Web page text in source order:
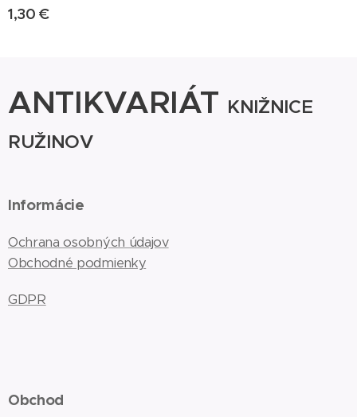
1,30 €
ANTIKVARIÁT KNIŽNICE
RUŽINOV
Informácie
Ochrana osobných údajov
Obchodné podmienky
GDPR
Obchod